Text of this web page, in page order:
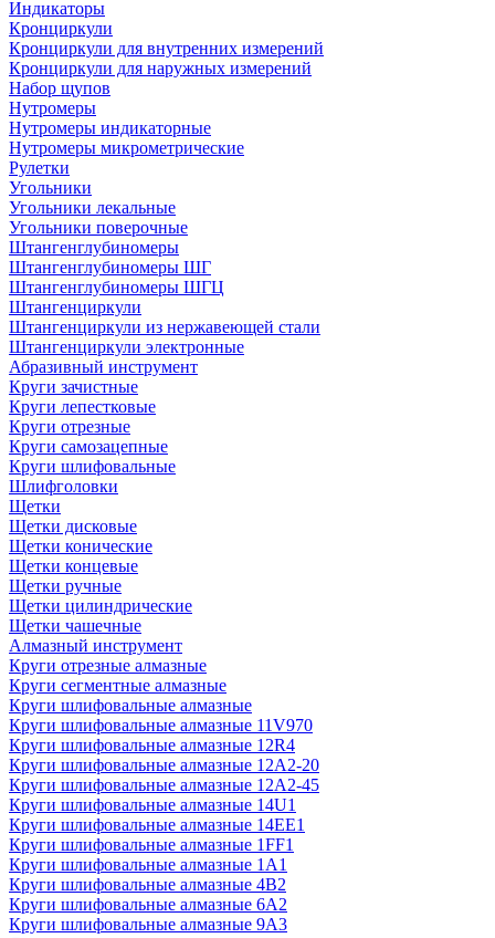
Индикаторы
Кронциркули
Кронциркули для внутренних измерений
Кронциркули для наружных измерений
Набор щупов
Нутромеры
Нутромеры индикаторные
Нутромеры микрометрические
Рулетки
Угольники
Угольники лекальные
Угольники поверочные
Штангенглубиномеры
Штангенглубиномеры ШГ
Штангенглубиномеры ШГЦ
Штангенциркули
Штангенциркули из нержавеющей стали
Штангенциркули электронные
Абразивный инструмент
Круги зачистные
Круги лепестковые
Круги отрезные
Круги самозацепные
Круги шлифовальные
Шлифголовки
Щетки
Щетки дисковые
Щетки конические
Щетки концевые
Щетки ручные
Щетки цилиндрические
Щетки чашечные
Алмазный инструмент
Круги отрезные алмазные
Круги сегментные алмазные
Круги шлифовальные алмазные
Круги шлифовальные алмазные 11V970
Круги шлифовальные алмазные 12R4
Круги шлифовальные алмазные 12А2-20
Круги шлифовальные алмазные 12А2-45
Круги шлифовальные алмазные 14U1
Круги шлифовальные алмазные 14ЕЕ1
Круги шлифовальные алмазные 1FF1
Круги шлифовальные алмазные 1А1
Круги шлифовальные алмазные 4В2
Круги шлифовальные алмазные 6A2
Круги шлифовальные алмазные 9А3